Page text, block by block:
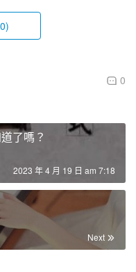
0
了嗎？
2023 年 4 月 19 日 am 7:18
Next